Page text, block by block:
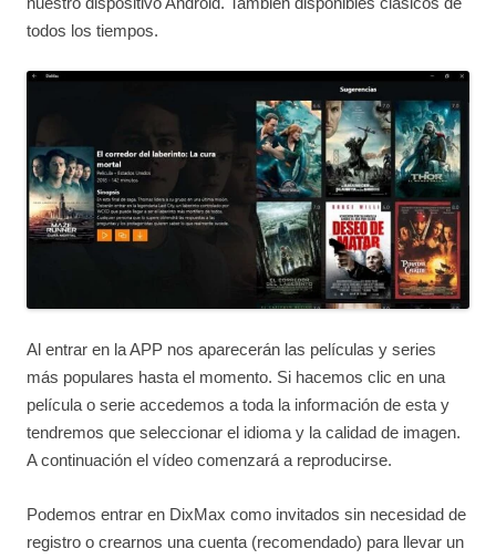
todos los tiempos.
Al entrar en la APP nos aparecerán las películas y series
más populares hasta el momento. Si hacemos clic en una
película o serie accedemos a toda la información de esta y
tendremos que seleccionar el idioma y la calidad de imagen.
A continuación el vídeo comenzará a reproducirse.
Podemos entrar en DixMax como invitados sin necesidad de
registro o crearnos una cuenta (recomendado) para llevar un